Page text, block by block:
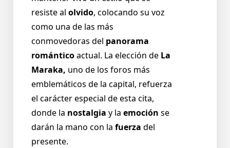
resiste al olvido, colocando su voz
como una de las más
conmovedoras del panorama
románticoactual. La elección de La
Maraka, uno de los foros más
emblemáticos de la capital, refuerza
el carácter especial de esta cita,
donde la nostalgia y la emoción se
darán la mano con la fuerza del
presente.